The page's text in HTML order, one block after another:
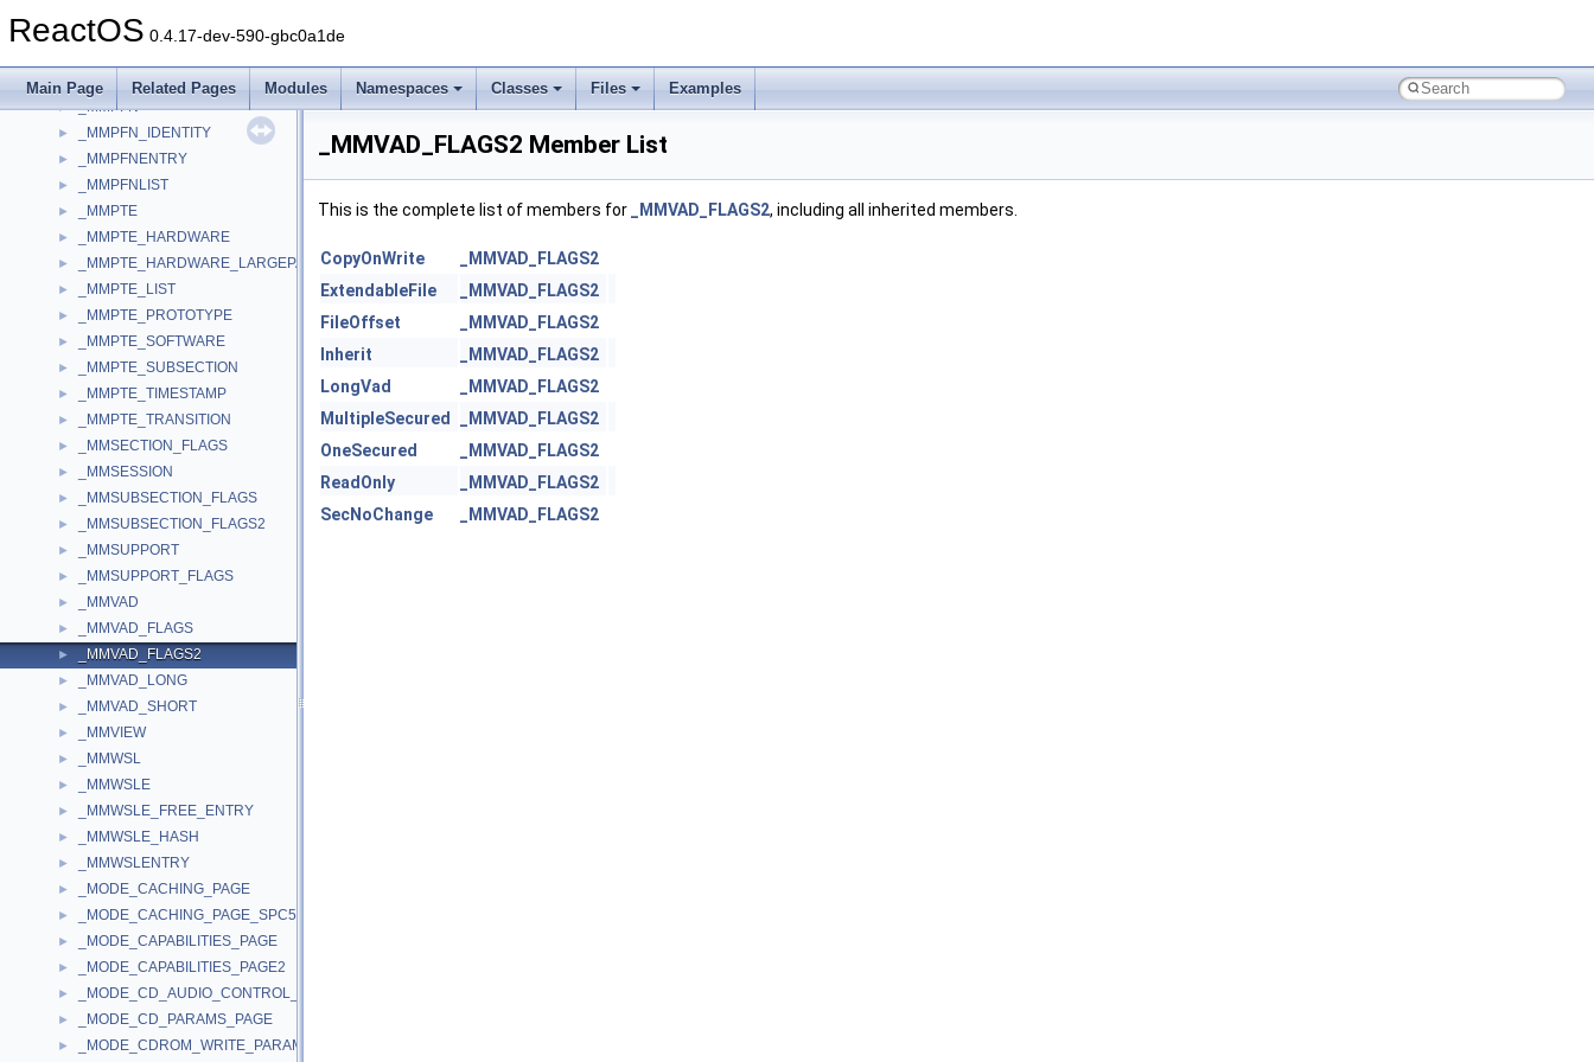
ReactOS 0.4.17-dev-590-gbc0a1de
Main Page Related Pages Modules Namespaces Classes Files Examples
► _MMPAGING_FILE
► _MMPDE_HARDWARE
► _MMPFN
► _MMPFN_IDENTITY
► _MMPFNENTRY
► _MMPFNLIST
► _MMPTE
► _MMPTE_HARDWARE
► _MMPTE_HARDWARE_LARGEPAGE
► _MMPTE_LIST
► _MMPTE_PROTOTYPE
► _MMPTE_SOFTWARE
► _MMPTE_SUBSECTION
► _MMPTE_TIMESTAMP
► _MMPTE_TRANSITION
► _MMSECTION_FLAGS
► _MMSESSION
► _MMSUBSECTION_FLAGS
► _MMSUBSECTION_FLAGS2
► _MMSUPPORT
► _MMSUPPORT_FLAGS
► _MMVAD
► _MMVAD_FLAGS
► _MMVAD_FLAGS2
► _MMVAD_LONG
► _MMVAD_SHORT
► _MMVIEW
► _MMWSL
► _MMWSLE
► _MMWSLE_FREE_ENTRY
► _MMWSLE_HASH
► _MMWSLENTRY
► _MODE_CACHING_PAGE
► _MODE_CACHING_PAGE_SPC5
► _MODE_CAPABILITIES_PAGE
► _MODE_CAPABILITIES_PAGE2
► _MODE_CD_AUDIO_CONTROL_PAGE
► _MODE_CD_PARAMS_PAGE
► _MODE_CDROM_WRITE_PARAMETERS_PAGE
_MMVAD_FLAGS2 Member List
This is the complete list of members for _MMVAD_FLAGS2, including all inherited members.
CopyOnWrite
_MMVAD_FLAGS2
ExtendableFile
_MMVAD_FLAGS2
FileOffset
_MMVAD_FLAGS2
Inherit
_MMVAD_FLAGS2
LongVad
_MMVAD_FLAGS2
MultipleSecured
_MMVAD_FLAGS2
OneSecured
_MMVAD_FLAGS2
ReadOnly
_MMVAD_FLAGS2
SecNoChange
_MMVAD_FLAGS2